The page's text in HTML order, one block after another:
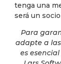
tenga una
será un
Para
adapte a
es